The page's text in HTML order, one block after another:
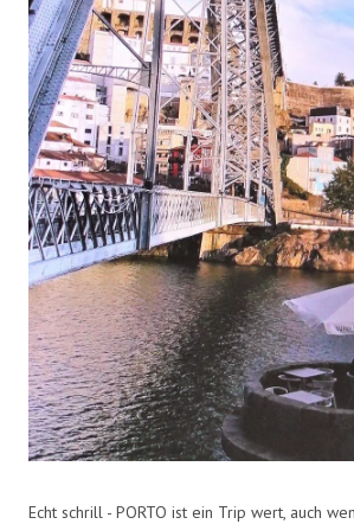
Echt schrill - PORTO ist ein Trip wert, auch